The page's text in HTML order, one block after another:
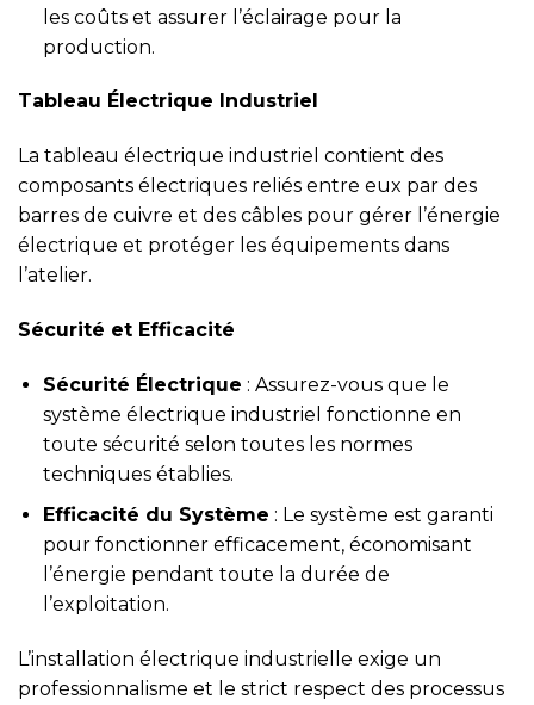
les coûts et assurer l’éclairage pour la
production.
Tableau Électrique Industriel
La tableau électrique industriel contient des
composants électriques reliés entre eux par des
barres de cuivre et des câbles pour gérer l’énergie
électrique et protéger les équipements dans
l’atelier.
Sécurité et Efficacité
Sécurité Électrique : Assurez-vous que le
système électrique industriel fonctionne en
toute sécurité selon toutes les normes
techniques établies.
Efficacité du Système : Le système est garanti
pour fonctionner efficacement, économisant
l’énergie pendant toute la durée de
l’exploitation.
L’installation électrique industrielle exige un
professionnalisme et le strict respect des processus